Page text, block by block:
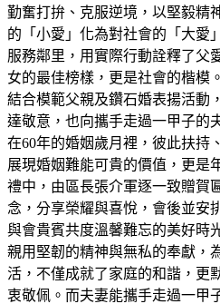
勤奮打拚、克服逆境，以堅毅精
的「小愛」化為對社會的「大愛
服務鄰里，用實際行動詮釋了父
女的最佳榜樣，更是社會的楷模
結合模範父親及鑽石婚表揚活動
達敬意，也向攜手走過一甲子的
在60年的婚姻歲月裡，彼此扶持
展現婚姻難能可貴的價值，更是
禮中，由區長張介軍逐一致贈賀
念，分享榮耀與喜悅，會後並安
與會貴賓共度溫馨難忘的美好時
親用堅韌的精神與無私的奉獻，
活，不僅成就了家庭的和諧，更
衷敬佩。而夫妻能攜手走過一甲